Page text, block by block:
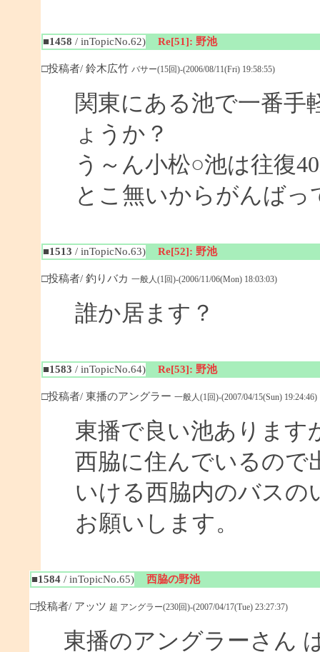
■1458 / inTopicNo.62) Re[51]: 野池
□投稿者/ 鈴木広竹 バサー(15回)-(2006/08/11(Fri) 19:58:55)
関東にある池で一番手
ょうか？
う～ん小松○池は往復
とこ無いからがんば
■1513 / inTopicNo.63) Re[52]: 野池
□投稿者/ 釣りバカ 一般人(1回)-(2006/11/06(Mon) 18:03:03)
誰か居ます？
■1583 / inTopicNo.64) Re[53]: 野池
□投稿者/ 東播のアングラー 一般人(1回)-(2007/04/15(Sun) 19:24:46)
東播で良い池あります
西脇に住んでいるので
いける西脇内のバスの
お願いします。
■1584 / inTopicNo.65) 西脇の野池
□投稿者/ アッツ 超 アングラー(230回)-(2007/04/17(Tue) 23:27:37)
東播のアングラーさん